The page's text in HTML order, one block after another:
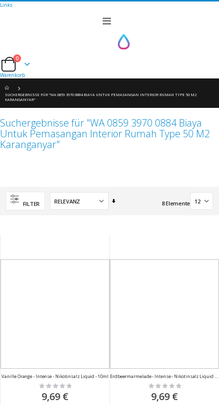
Links
Navigation
Cart
0
Warenkorb
SUCHERGEBNISSE FÜR "WA 0859 3970 0884 BIAYA UNTUK PEMASANGAN INTERIOR RUMAH TYPE 50 M2
KARANGANYAR"
Suchergebnisse für "WA 0859 3970 0884 Biaya
Untuk Pemasangan Interior Rumah Type 50 M2
Karanganyar"
FILTER
Aufsteigend
8Elemente
Vanille Orange - Intense - Nikotinsalz Liquid - 10ml
Rating:
0%
9,69 €
Erdbeermarmelade - Intense - Nikotinsalz Liquid - 10ml
Rating:
0%
9,69 €